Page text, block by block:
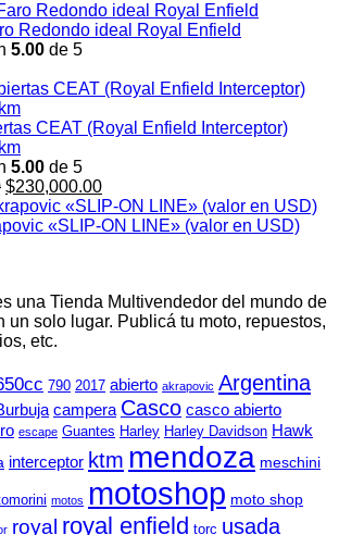
Redondo ideal Royal Enfield
5.00 de 5
CEAT (Royal Enfield Interceptor)
5.00 de 5
El
precio
original
$230,000.00El
precio
actual
«SLIP-ON LINE» (valor en USD)
una Tienda Multivendedor del mundo de
un solo lugar. Publicá tu moto, repuestos,
etc.
790 2017 abierto akrapovic Argentina
campera Casco casco abierto
escape Guantes Harley Harley Davidson Hawk
interceptor ktm mendoza meschini
motos motoshop moto shop
royal royal enfield torc usada